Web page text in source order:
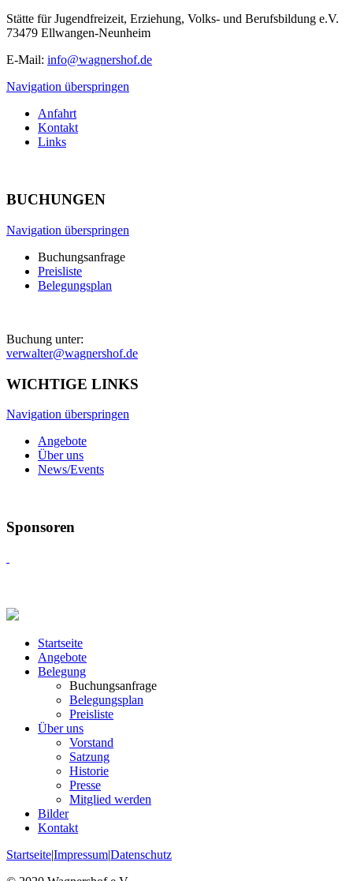
Stätte für Jugendfreizeit, Erziehung, Volks- und Berufsbildung e.V.
73479 Ellwangen-Neunheim
E-Mail: info@wagnershof.de
Navigation überspringen
Anfahrt
Kontakt
Links
BUCHUNGEN
Navigation überspringen
Buchungsanfrage
Preisliste
Belegungsplan
Buchung unter:
verwalter@wagnershof.de
WICHTIGE LINKS
Navigation überspringen
Angebote
Über uns
News/Events
Sponsoren
Startseite
Angebote
Belegung
Buchungsanfrage
Belegungsplan
Preisliste
Über uns
Vorstand
Satzung
Historie
Presse
Mitglied werden
Bilder
Kontakt
Startseite|Impressum|Datenschutz